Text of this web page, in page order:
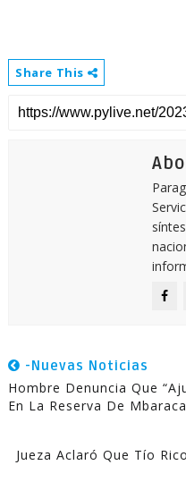
Share This
-Nuevas Noticias
Hombre Denuncia Que
En La Reserva De
Jueza Aclaró Que Tío